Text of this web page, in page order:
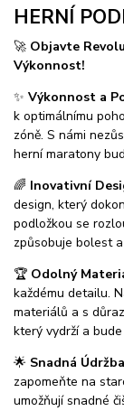
HERNÍ
🚀 Objavte
Výkonnost!
✨ Výkonnost a
k optimálnímu
zóně. S námi
herní maratony
🌈 Inovativní
design, který
podložkou se
způsobuje bolest
🏆 Odolný
každému detailu.
materiálů a s
který vydrží a
🌟 Snadná
zapomeňte na
umožňují snadné